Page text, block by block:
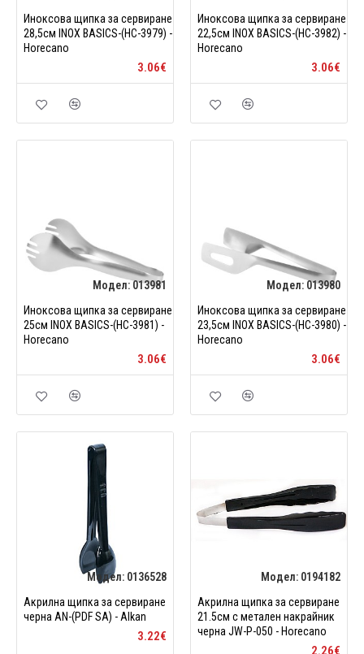
Иноксова щипка за сервиране
28,5см INOX BASICS-(HC-3979) -
Horecano
3.06€
Иноксова щипка за сервиране
22,5см INOX BASICS-(HC-3982) -
Horecano
3.06€
Модел: 013981
Иноксова щипка за сервиране
25см INOX BASICS-(HC-3981) -
Horecano
3.06€
Модел: 013980
Иноксова щипка за сервиране
23,5см INOX BASICS-(HC-3980) -
Horecano
3.06€
Модел: 0136528
Акрилна щипка за сервиране
черна AN-(PDF SA) - Alkan
3.22€
Модел: 0194182
Акрилна щипка за сервиране
21.5см с метален накрайник
черна JW-P-050 - Horecano
2.26€